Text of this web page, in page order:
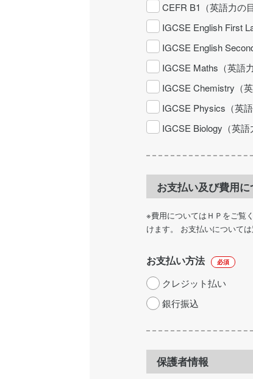
CEFR B1（英語力の
IGCSE English First
IGCSE English
IGCSE Maths（英語
IGCSE Chemistry（
IGCSE Physics（英
IGCSE Biology（英語
お支払い及び費用に
※費用についてはＨＰをご覧
けます。 お支払いについて
お支払い方法 必須
クレジット払い
銀行振込
保護者情報